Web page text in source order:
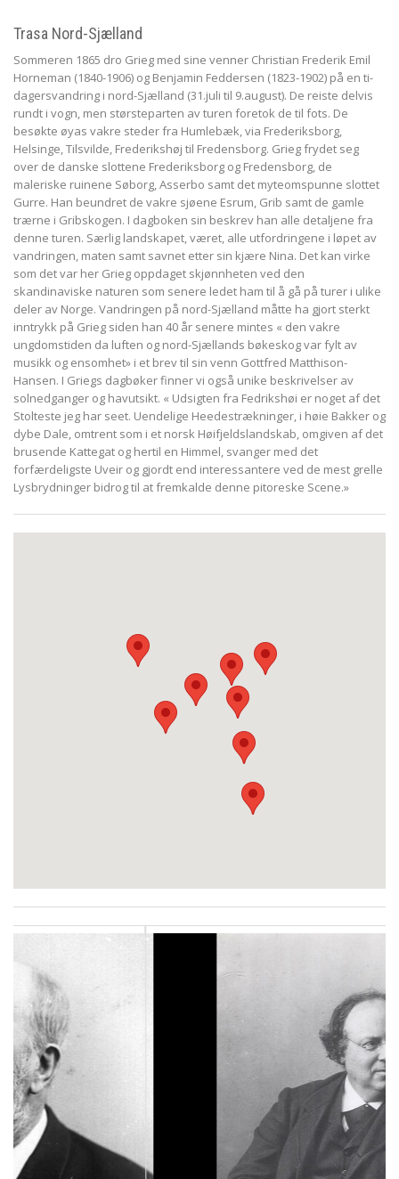
Trasa Nord-Sjælland
Sommeren 1865 dro Grieg med sine venner Christian Frederik Emil
Horneman (1840-1906) og Benjamin Feddersen (1823-1902) på en ti-
dagersvandring i nord-Sjælland (31.juli til 9.august). De reiste delvis
rundt i vogn, men størsteparten av turen foretok de til fots. De
besøkte øyas vakre steder fra Humlebæk, via Frederiksborg,
Helsinge, Tilsvilde, Frederikshøj til Fredensborg. Grieg frydet seg
over de danske slottene Frederiksborg og Fredensborg, de
maleriske ruinene Søborg, Asserbo samt det myteomspunne slottet
Gurre. Han beundret de vakre sjøene Esrum, Grib samt de gamle
trærne i Gribskogen. I dagboken sin beskrev han alle detaljene fra
denne turen. Særlig landskapet, været, alle utfordringene i løpet av
vandringen, maten samt savnet etter sin kjære Nina. Det kan virke
som det var her Grieg oppdaget skjønnheten ved den
skandinaviske naturen som senere ledet ham til å gå på turer i ulike
deler av Norge. Vandringen på nord-Sjælland måtte ha gjort sterkt
inntrykk på Grieg siden han 40 år senere mintes « den vakre
ungdomstiden da luften og nord-Sjællands bøkeskog var fylt av
musikk og ensomhet» i et brev til sin venn Gottfred Matthison-
Hansen. I Griegs dagbøker finner vi også unike beskrivelser av
solnedganger og havutsikt. « Udsigten fra Fedrikshøi er noget af det
Stolteste jeg har seet. Uendelige Heedestrækninger, i høie Bakker og
dybe Dale, omtrent som i et norsk Høifjeldslandskab, omgiven af det
brusende Kattegat og hertil en Himmel, svanger med det
forfærdeligste Uveir og gjordt end interessantere ved de mest grelle
Lysbrydninger bidrog til at fremkalde denne pitoreske Scene.»